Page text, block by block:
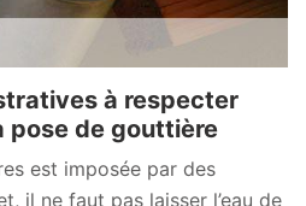
à respecter
pose de gouttière
est imposée par des
il ne faut pas laisser l’eau de